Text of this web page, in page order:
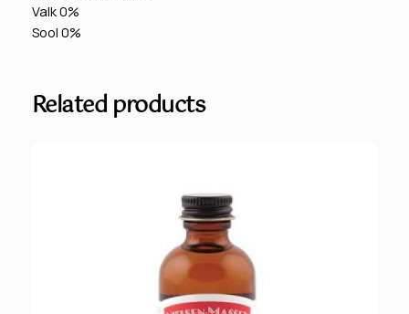
Valk 0%
Sool 0%
Related products